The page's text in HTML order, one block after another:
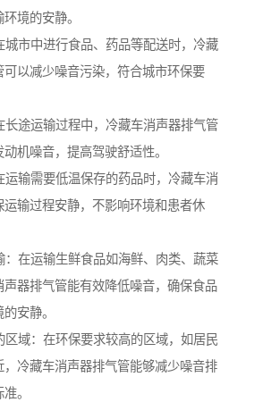
境的安静。
城市中进行食品、药品等配送时，冷藏
可以减少噪音污染，符合城市环保要
长途运输过程中，冷藏车消声器排气管
机噪音，提高驾驶舒适性。
运输需要低温保存的药品时，冷藏车消
运输过程安静，不影响环境和患者休
：在运输生鲜食品如海鲜、肉类、蔬菜
声器排气管能有效降低噪音，确保食品
安静。
区域：在环保要求较高的区域，如居民
，冷藏车消声器排气管能够减少噪音排
。